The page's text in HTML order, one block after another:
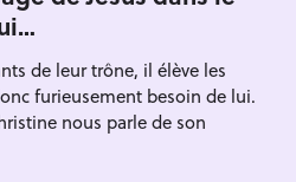
de leur trône, il élève les
furieusement besoin de lui.
nous parle de son